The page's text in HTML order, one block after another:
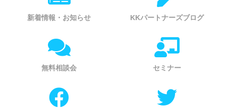
新着情報・お知らせ KKパートナーズブログ
無料相談会 セミナー